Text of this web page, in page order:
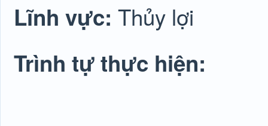
Lĩnh vực: Thủy lợi
Trình tự thực hiện: